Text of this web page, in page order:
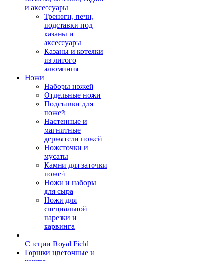
и аксессуары
Треноги, печи,
подставки под
казаны и
аксессуары
Казаны и котелки
из литого
алюминия
Ножи
Наборы ножей
Отдельные ножи
Подставки для
ножей
Настенные и
магнитные
держатели ножей
Ножеточки и
мусаты
Камни для заточки
ножей
Ножи и наборы
для сыра
Ножи для
специальной
нарезки и
карвинга
Специи Royal Field
Горшки цветочные и